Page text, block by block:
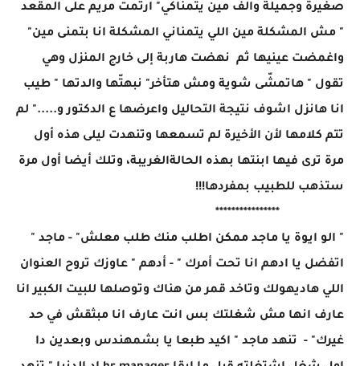
صغيرة وجميلة والف مين يتمناكي" ارتمت مريم على المقعد
" مش المشكلة مين اللي يتمناني المشكلة انا بتمنى مين"
واغمضت عينيها ثم نهضت هاربة إلى خارج المنزل وهي
تقول " هاتمشّى شوية ومش هتأخر" نبهتّها والدتها " طيب
انا هانزل اشوف نتيجة التحاليل واعرضها ع الدكتور و....." لم
تتم كلامها لأن الأخيرة لم تسمعها وتنهدت ليلى هذه أول
مرة ترى فيها ابنتها بهذه الحالةالغريبة، وتلك أيضا أول مرة
ستذهب للطبيب بمفردها!!!
****************
" الو ايوة يا ماجد ممكن اطلب منك طلب معلش" - ماجد "
اتفضل يا ادهم انا تحت أمرك " - أدهم " عاوزك تروح العنوان
اللي هاديهولك وتاخد قمر من هناك وتوصلها للبيت الكبير انا
عارف انها مش شغلتك بس انت عارف انا مبثقش في حد
غيرك" - تنهد ماجد " اكيد طبعا يا بشمهندس وبعدين دا